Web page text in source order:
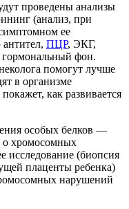
проведены анализы
(анализ, при
ее
ПЦР, ЭКГ,
гормональный фон.
помогут лучше
в организме
как развивается
особых белков —
о хромосомных
исследование (биопсия
плаценты ребенка)
нарушений